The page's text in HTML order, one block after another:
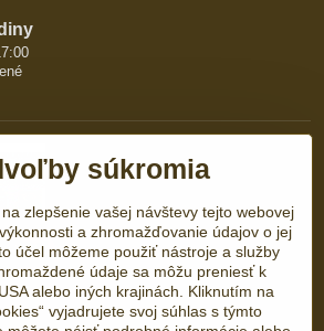
súkromia
zlepšenie vašej návštevy tejto webovej
a zhromažďovanie údajov o jej
účel môžeme použiť nástroje a služby
údaje sa môžu preniesť k
alebo iných krajinách. Kliknutím na
vyjadrujete svoj súhlas s týmto